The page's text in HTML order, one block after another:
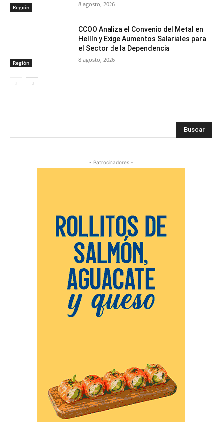
Región 8 agosto, 2026
Región
CCOO Analiza el Convenio del Metal en
Hellín y Exige Aumentos Salariales para
el Sector de la Dependencia
8 agosto, 2026
Buscar
- Patrocinadores -